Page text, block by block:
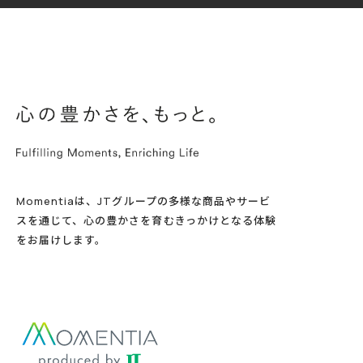
Momentiaは、JTグループの多様な商品やサービ
スを通じて、心の豊かさを育むきっかけとなる体験
をお届けします。